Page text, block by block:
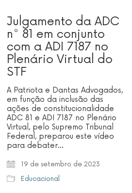
Julgamento da ADC
n° 81 em conjunto
com a ADI 7187 no
Plenário Virtual do
STF
A Patriota e Dantas Advogados,
em função da inclusão das
ações de constitucionalidade
ADC 81 e ADI 7187 no Plenário
Virtual, pelo Supremo Tribunal
Federal, preparou este vídeo
para debater…
19 de setembro de 2023
Educacional